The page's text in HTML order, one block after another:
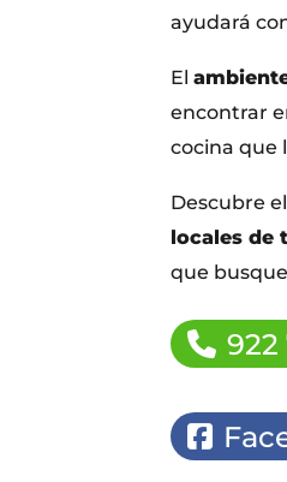
ayudará
El
encontrar
cocina que
Descubre
locales de
que
922